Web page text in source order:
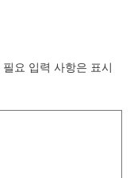
필요 입력 사항은 표시